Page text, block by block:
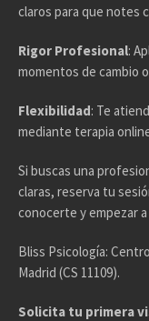
claros para que notes
Rigor Profesional:
momentos de cambio
Flexibilidad: Te
mediante terapia
Si buscas una
claras, reserva tu
conocerte y empezar
Bliss Psicología:
Madrid (CS 11109).
Solicita tu primera